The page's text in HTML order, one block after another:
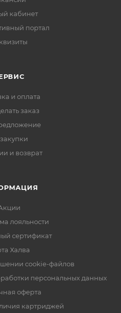
кабинет
портал
и оплата
заказ
и возврат
лояльности
сертификат
Халва
cookie-файлов
персональных данных
оферта
картриджей